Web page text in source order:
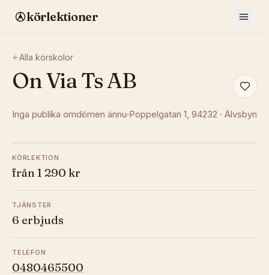
körlektioner
Alla körskolor
On Via Ts AB
Inga publika omdömen ännu Poppelgatan 1, 94232 · Älvsbyn
KÖRLEKTION
från 1 290 kr
TJÄNSTER
6 erbjuds
TELEFON
0480465500